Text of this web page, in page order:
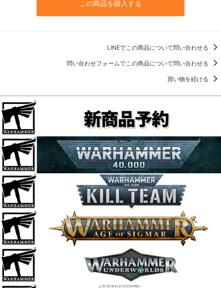
この商品を購入する
LINEでこの商品について問い合わせる
問い合わせフォームでこの商品について問い合わせる
買い物を続ける